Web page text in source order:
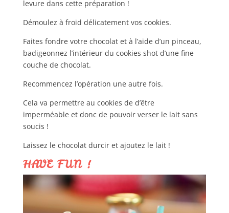
levure dans cette préparation !
Démoulez à froid délicatement vos cookies.
Faites fondre votre chocolat et à l’aide d’un pinceau,
badigeonnez l’intérieur du cookies shot d’une fine
couche de chocolat.
Recommencez l’opération une autre fois.
Cela va permettre au cookies de d’être
imperméable et donc de pouvoir verser le lait sans
soucis !
Laissez le chocolat durcir et ajoutez le lait !
HAVE FUN !